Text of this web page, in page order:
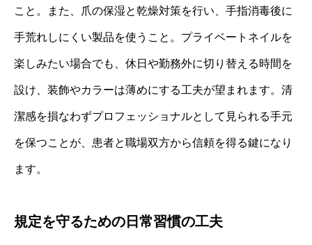
こと。また、爪の保湿と乾燥対策を行い、手指消毒後に
手荒れしにくい製品を使うこと。プライベートネイルを
楽しみたい場合でも、休日や勤務外に切り替える時間を
設け、装飾やカラーは薄めにする工夫が望まれます。清
潔感を損なわずプロフェッショナルとして見られる手元
を保つことが、患者と職場双方から信頼を得る鍵になり
ます。
規定を守るための日常習慣の工夫